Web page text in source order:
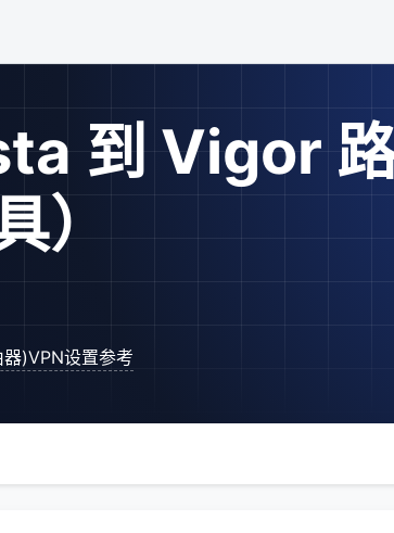
到 Vigor
）
)VPN设置参考